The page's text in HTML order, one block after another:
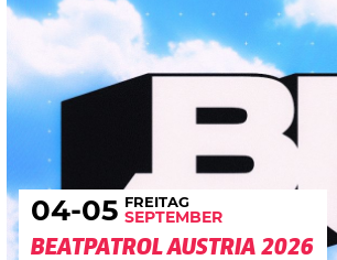
04-05 FREITAG
SEPTEMBER
BEATPATROL AUSTRIA 2026